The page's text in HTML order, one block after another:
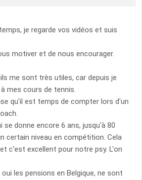
je regarde vos vidéos et suis
motiver et de nous encourager.
me sont très utiles, car depuis je
mes cours de tennis.
qu'il est temps de compter lors d'un
se donne encore 6 ans, jusqu'à 80
certain niveau en compétition. Cela
c'est excellent pour notre psy. L'on
les pensions en Belgique, ne sont